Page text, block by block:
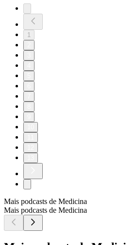
1
Mais podcasts de Medicina
Mais podcasts de Medicina